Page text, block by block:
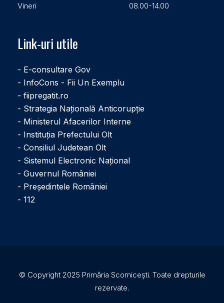
Vineri
08.00-14.00
Link-uri utile
- E-consultare Gov
- InfoCons - Fii Un Exemplu
- fiipregatit.ro
- Strategia Națională Anticorupție
- Ministerul Afacerilor Interne
- Instituţia Prefectului Olt
- Consiliul Judetean Olt
- Sistemul Electronic Naţional
- Guvernul României
- Președintele României
- 112
© Copyright 2025 Primăria Scornicești. Toate drepturile
rezervate.